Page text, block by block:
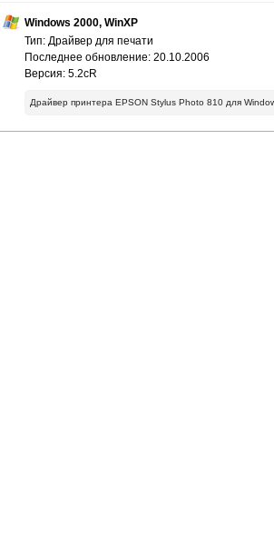
Windows 2000, WinXP
Тип: Драйвер для печати
Последнее обновление: 20.10.2006
Версия: 5.2cR
Драйвер принтера EPSON Stylus Photo 810 для